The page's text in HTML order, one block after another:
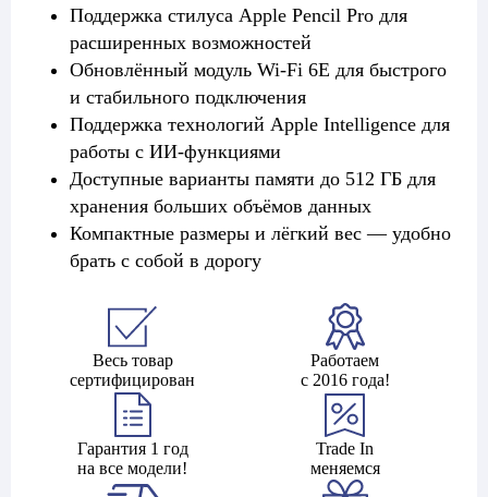
Поддержка стилуса Apple Pencil Pro для
расширенных возможностей
Обновлённый модуль Wi-Fi 6E для быстрого
и стабильного подключения
Поддержка технологий Apple Intelligence для
работы с ИИ-функциями
Доступные варианты памяти до 512 ГБ для
хранения больших объёмов данных
Компактные размеры и лёгкий вес — удобно
брать с собой в дорогу
Весь товар
сертифицирован
Работаем
с 2016 года!
Гарантия 1 год
на все модели!
Trade In
меняемся